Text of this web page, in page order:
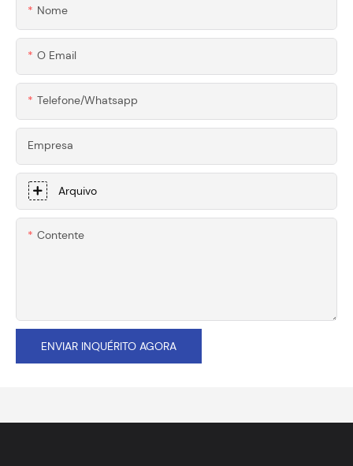
Marcenaria
Premium
Nome
O Email
Telefone/whatsapp
Empresa
Arquivo
Contente
ENVIAR INQUÉRITO AGORA